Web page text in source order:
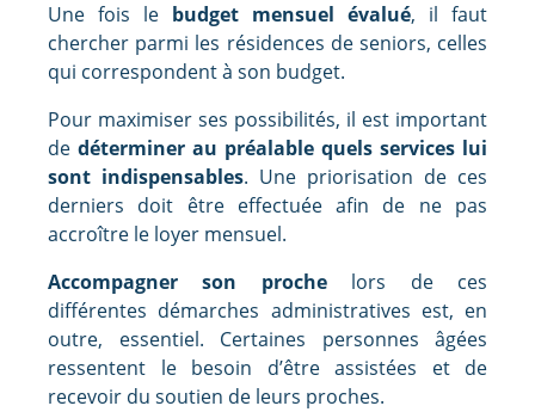
Une fois le budget mensuel évalué, il faut
chercher parmi les résidences de seniors, celles
qui correspondent à son budget.
Pour maximiser ses possibilités, il est important
de déterminer au préalable quels services lui
sont indispensables. Une priorisation de ces
derniers doit être effectuée afin de ne pas
accroître le loyer mensuel.
Accompagner son prochelors de ces
différentes démarches administratives est, en
outre, essentiel. Certaines personnes âgées
ressentent le besoin d’être assistées et de
recevoir du soutien de leurs proches.